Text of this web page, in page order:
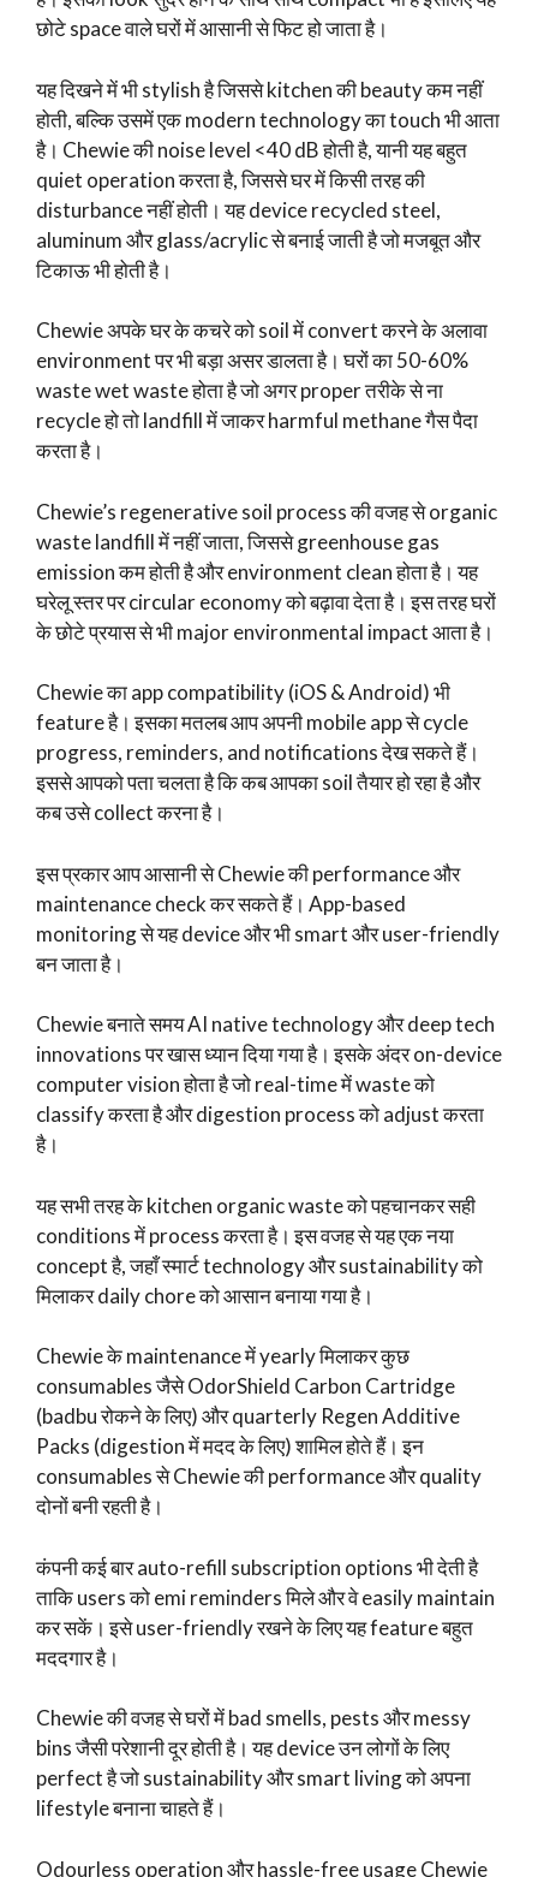
छोटे space वाले घरों में आसानी से फिट हो जाता है।
यह दिखने में भी stylish है जिससे kitchen की beauty कम नहीं
होती, बल्कि उसमें एक modern technology का touch भी आता
है। Chewie की noise level <40 dB होती है, यानी यह बहुत
quiet operation करता है, जिससे घर में किसी तरह की
disturbance नहीं होती। यह device recycled steel,
aluminum और glass/acrylic से बनाई जाती है जो मजबूत और
टिकाऊ भी होती है।
Chewie अपके घर के कचरे को soil में convert करने के अलावा
environment पर भी बड़ा असर डालता है। घरों का 50-60%
waste wet waste होता है जो अगर proper तरीके से ना
recycle हो तो landfill में जाकर harmful methane गैस पैदा
करता है।
Chewie’s regenerative soil process की वजह से organic
waste landfill में नहीं जाता, जिससे greenhouse gas
emission कम होती है और environment clean होता है। यह
घरेलू स्तर पर circular economy को बढ़ावा देता है। इस तरह घरों
के छोटे प्रयास से भी major environmental impact आता है।
Chewie का app compatibility (iOS & Android) भी
feature है। इसका मतलब आप अपनी mobile app से cycle
progress, reminders, and notifications देख सकते हैं।
इससे आपको पता चलता है कि कब आपका soil तैयार हो रहा है और
कब उसे collect करना है।
इस प्रकार आप आसानी से Chewie की performance और
maintenance check कर सकते हैं। App-based
monitoring से यह device और भी smart और user-friendly
बन जाता है।
Chewie बनाते समय AI native technology और deep tech
innovations पर खास ध्यान दिया गया है। इसके अंदर on-device
computer vision होता है जो real-time में waste को
classify करता है और digestion process को adjust करता
है।
यह सभी तरह के kitchen organic waste को पहचानकर सही
conditions में process करता है। इस वजह से यह एक नया
concept है, जहाँ स्मार्ट technology और sustainability को
मिलाकर daily chore को आसान बनाया गया है।
Chewie के maintenance में yearly मिलाकर कुछ
consumables जैसे OdorShield Carbon Cartridge
(badbu रोकने के लिए) और quarterly Regen Additive
Packs (digestion में मदद के लिए) शामिल होते हैं। इन
consumables से Chewie की performance और quality
दोनों बनी रहती है।
कंपनी कई बार auto-refill subscription options भी देती है
ताकि users को emi reminders मिले और वे easily maintain
कर सकें। इसे user-friendly रखने के लिए यह feature बहुत
मददगार है।
Chewie की वजह से घरों में bad smells, pests और messy
bins जैसी परेशानी दूर होती है। यह device उन लोगों के लिए
perfect है जो sustainability और smart living को अपना
lifestyle बनाना चाहते हैं।
Odourless operation और hassle-free usage Chewie